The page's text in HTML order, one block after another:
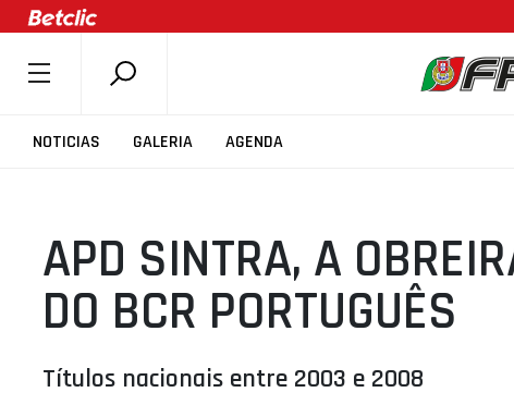
NOTICIAS GALERIA AGENDA
SOBRE A FPB
COMPETIÇÕES
ASSOCIAÇÕES
CLUBES
AGENTES
APD SINTRA, A
DO BCR PORTUGUÊS
Títulos nacionais entre 2003 e 2008